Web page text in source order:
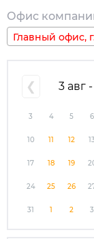
Офис
Главный офис,
❮ 3 авг
3 4 5 6
10 11 12 13
17 18 19
24 25 26
31 1 2 3